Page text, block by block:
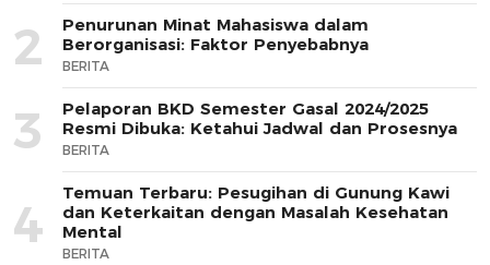
2
Penurunan Minat Mahasiswa dalam
Berorganisasi: Faktor Penyebabnya
BERITA
3
Pelaporan BKD Semester Gasal 2024/2025
Resmi Dibuka: Ketahui Jadwal dan Prosesnya
BERITA
4
Temuan Terbaru: Pesugihan di Gunung Kawi
dan Keterkaitan dengan Masalah Kesehatan
Mental
BERITA